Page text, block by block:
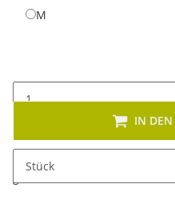
M
Stück
IN
Dieses Produkt hat